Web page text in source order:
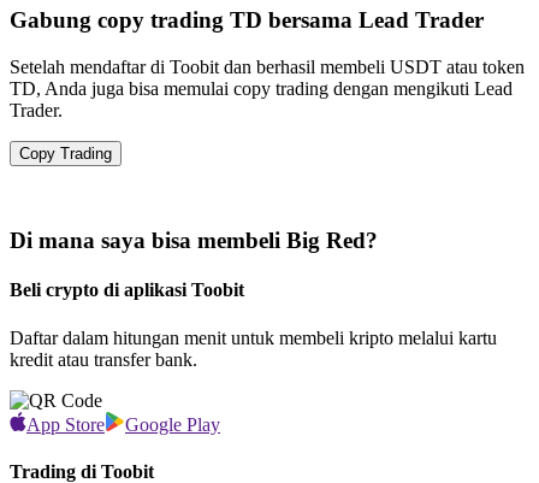
Gabung copy trading TD bersama Lead Trader
Setelah mendaftar di Toobit dan berhasil membeli USDT atau token
TD, Anda juga bisa memulai copy trading dengan mengikuti Lead
Trader.
Copy Trading
Di mana saya bisa membeli Big Red?
Beli crypto di aplikasi Toobit
Daftar dalam hitungan menit untuk membeli kripto melalui kartu
kredit atau transfer bank.
App Store Google Play
Trading di Toobit